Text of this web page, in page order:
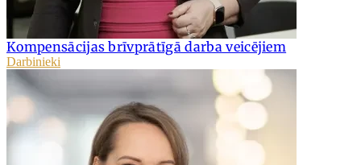
Kompensācijas brīvprātīgā darba veicējiem
Darbinieki